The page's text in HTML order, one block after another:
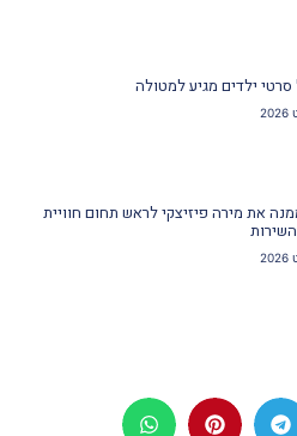
ילדים מגיע למטולה
את מירה פיזיצקי לראש תחום חוויית